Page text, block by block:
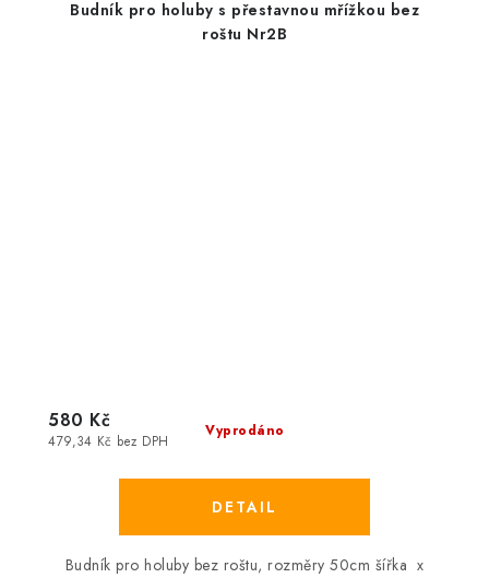
Budník pro holuby s přestavnou mřížkou bez
roštu Nr2B
Vyprodáno
479,34 Kč bez DPH
580 Kč
Budník pro holuby bez roštu, rozměry 50cm šířka x